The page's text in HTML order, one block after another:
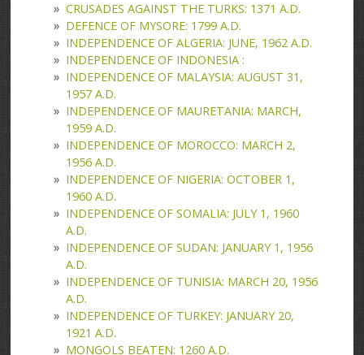
CRUSADES AGAINST THE TURKS: 1371 A.D.
DEFENCE OF MYSORE: 1799 A.D.
INDEPENDENCE OF ALGERIA: JUNE, 1962 A.D.
INDEPENDENCE OF INDONESIA :
INDEPENDENCE OF MALAYSIA: AUGUST 31,
1957 A.D.
INDEPENDENCE OF MAURETANIA: MARCH,
1959 A.D.
INDEPENDENCE OF MOROCCO: MARCH 2,
1956 A.D.
INDEPENDENCE OF NIGERIA: OCTOBER 1,
1960 A.D.
INDEPENDENCE OF SOMALIA: JULY 1, 1960
A.D.
INDEPENDENCE OF SUDAN: JANUARY 1, 1956
A.D.
INDEPENDENCE OF TUNISIA: MARCH 20, 1956
A.D.
INDEPENDENCE OF TURKEY: JANUARY 20,
1921 A.D.
MONGOLS BEATEN: 1260 A.D.